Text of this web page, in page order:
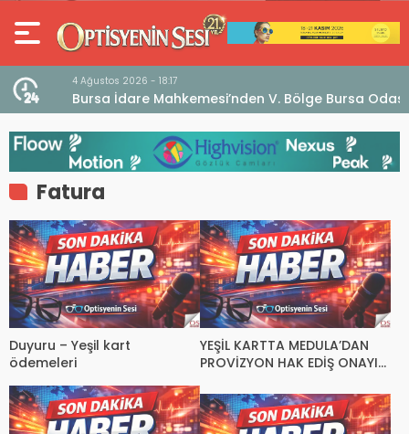
4 Ağustos 2026 - 18:17
Bursa İdare Mahkemesi’nden V. Bölge Bursa Odası
Genel Kurulu Hakkında İptal Kararı
Fatura
Duyuru – Yeşil kart
ödemeleri
YEŞİL KARTTA MEDULA’DAN
PROVİZYON HAK EDİŞ ONAYI